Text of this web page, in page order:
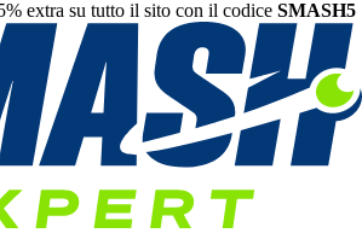
extra su tutto il sito con il codice SMASH5